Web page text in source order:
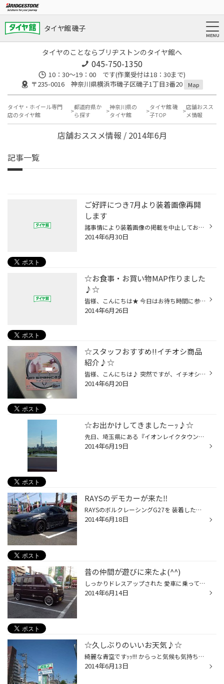
タイヤ館 磯子
タイヤのことならブリヂストンのタイヤ館へ
045-750-1350
10：30～19：00 です(作業受付は18：30まで)
〒235-0016 神奈川県横浜市磯子区磯子1丁目3番20
Map
タイヤ・ホイール専門
店のタイヤ館
都道府県か
ら探す
神奈川県の
タイヤ館
タイヤ館 磯
子TOP
店舗おスス
メ情報
店舗おススメ情報 / 2014年6月
記事一覧
ご好評につき7月より装着画像再開
します
諸事情により装着画像の掲載を中止しておりましたが 再開をご希望するお声を数多くいただきましたので ７月から再開することになりました。 今後ともよろしくお願いいたします
2014年6月30日
☆お食事・お買い物MAP作りました
♪☆
皆様、こんにちは★ 今日はお待ち時間に参考にして頂けそうな 物を作ってみましたので、ご案内します!! 当店の近隣にあるお店さんの地図を作ってみました♪ その他にも、郵便局や公園なども載ってますよっ!!! 夕食の買い物ができるスーパーや歩いて行ける お店の情報が満載です☆ 店舗入り口にございま...
2014年6月26日
☆スタッフおすすめ!!イチオシ商品
紹介♪☆
皆様、こんにちは♪ 突然ですが、イチオシの芳香剤をご紹介したいと 思います★ 『エアスペンサー・ピンクシャワー』 おすすめポイントは芳香剤ですので やっぱり香り♪ 清潔感のあるシャンプーのような香りが １番のポイント☆ 好きすぎて、車の中には３缶も置いてあります…笑 し・か・もｯｯ!!!! 香りが...
2014年6月20日
☆お出かけしてきました－ｯ♪☆
先日、埼玉県にある『イオンレイクタウン』へ 行ってきました!!! 『kaze』と『mori』と『LakeTown OUTLET』の ３棟に分かれていて、とにかく広いｯｯ!!!! とてもじゃありませんが、半日では全部を 見てまわる事は出来ませんでした…涙 行きと帰りに『スカイツリー』が高速道路から 見えて、と－っても...
2014年6月19日
RAYSのデモカーが来た‼︎
RAYSのボルクレーシングG27を 装着したフォルクスワーゲンゴルフ6が 来店しました。 左右色違いで車の左側に装着されて いるのが新色だそうです。 スペックは18インチ。 やっぱり今年はメッシュがいいみたいです
2014年6月18日
昔の仲間が遊びに来たよ(^^)
しっかりドレスアップされた 愛車に乗って登場☆彡 んー？ 大きいと思ったら… エブリイの足元に17インチが… ((((；ﾟДﾟ))))))) オールドメッシュがかなりカッコイイ‼︎ 車高も落ちてていい感じ。 流石っすね…☆*:.｡. o(≧▽≦)o .｡.:*☆
2014年6月14日
☆久しぶりのいいお天気♪☆
綺麗な青空ですｯｯ!!! からっと気候も気持ちがいいですね♪ 本日も磯子店、元気に営業中です★
2014年6月13日